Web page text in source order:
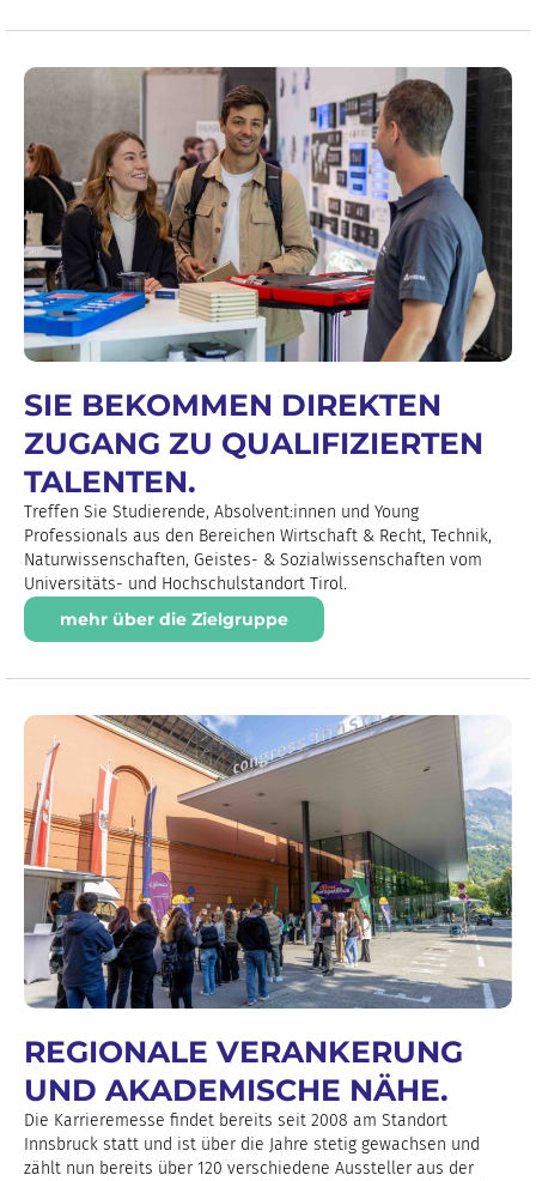
SIE BEKOMMEN DIREKTEN
ZUGANG ZU QUALIFIZIERTEN
TALENTEN.
Treffen Sie Studierende, Absolvent:innen und Young
Professionals aus den Bereichen Wirtschaft & Recht, Technik,
Naturwissenschaften, Geistes- & Sozialwissenschaften vom
Universitäts- und Hochschulstandort Tirol.
mehr über die Zielgruppe
REGIONALE VERANKERUNG
UND AKADEMISCHE NÄHE.
Die Karrieremesse findet bereits seit 2008 am Standort
Innsbruck statt und ist über die Jahre stetig gewachsen und
zählt nun bereits über 120 verschiedene Aussteller aus der